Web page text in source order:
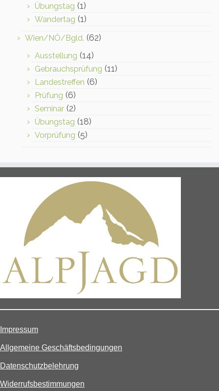
Übungstag (1)
Wandertag (1)
Wien/NÖ/Bgld. (62)
Ausstellung (14)
Gebrauchsprüfung (11)
Landestreffen (6)
Prüfung (6)
Seminar (2)
Übungstag (18)
Vorprüfung (5)
Impressum
Allgemeine Geschäftsbedingungen
Datenschutzbelehrung
Widerrufsbestimmungen